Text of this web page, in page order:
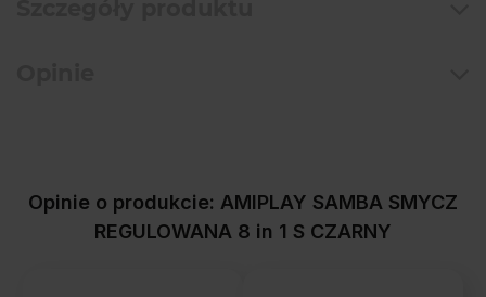
Opinie o produkcie: AMIPLAY SAMBA SMYCZ
REGULOWANA 8 in 1 S CZARNY